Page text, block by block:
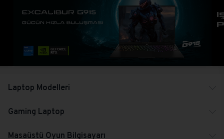
Laptop Modelleri
Gaming Laptop
Masaüstü Oyun Bilgisayarı